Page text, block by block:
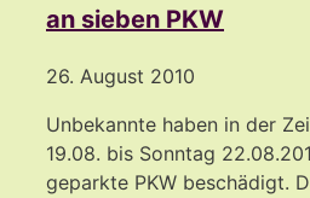
an sieben PKW
26. August 2010
Unbekannte haben in der
19.08. bis Sonntag
geparkte PKW beschädigt.